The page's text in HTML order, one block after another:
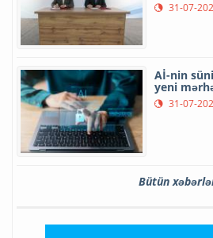
31-07-
Aİ-nin
yeni
31-07-
Bütün